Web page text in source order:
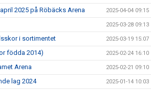
2025 på Röbäcks Arena 2025-04-04 09:15
2025-03-28 09:13
i sortimentet 2025-03-19 15:07
födda 2014) 2025-02-24 16:10
Arena 2025-02-21 09:10
lag 2024 2025-01-14 10:03